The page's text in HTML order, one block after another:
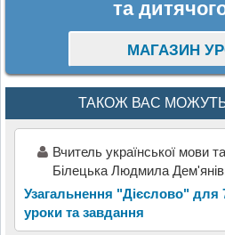
та
МАГАЗИН
ТАКОЖ ВАС МОЖУТЬ
Вчитель української мови
Білецька Людмила
Узагальнення "Дієслово" для
уроки та завдання